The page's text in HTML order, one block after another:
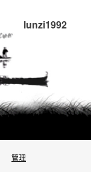
lunzi1992
管理